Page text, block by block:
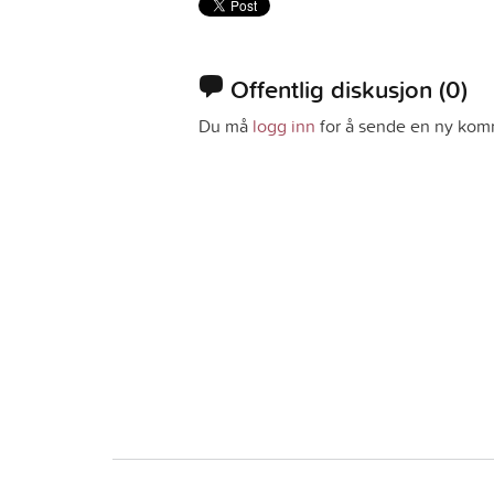
Offentlig diskusjon (0)
Du må logg inn for å sende en ny